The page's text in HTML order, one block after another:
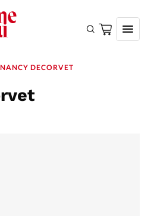
DECORVET